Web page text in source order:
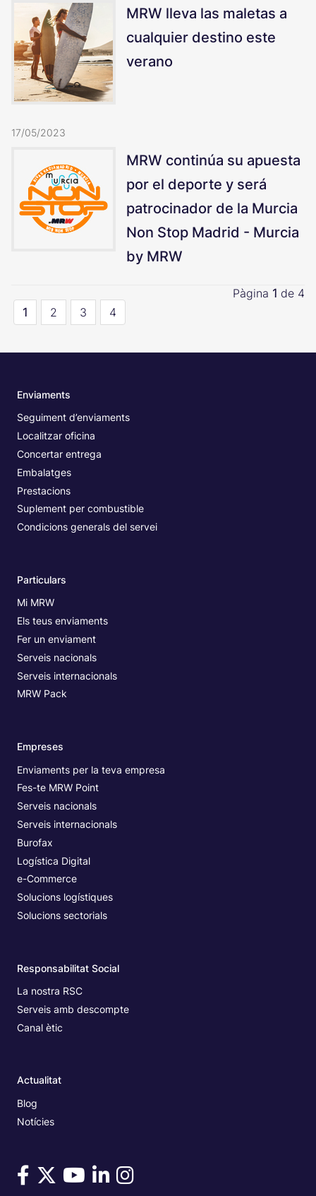
MRW lleva las maletas a
cualquier destino este
verano
17/05/2023
MRW continúa su apuesta
por el deporte y será
patrocinador de la Murcia
Non Stop Madrid - Murcia
by MRW
1 2 3 4
Pàgina 1 de 4
Enviaments
Seguiment d’enviaments
Localitzar oficina
Concertar entrega
Embalatges
Prestacions
Suplement per combustible
Condicions generals del servei
Particulars
Mi MRW
Els teus enviaments
Fer un enviament
Serveis nacionals
Serveis internacionals
MRW Pack
Empreses
Enviaments per la teva empresa
Fes-te MRW Point
Serveis nacionals
Serveis internacionals
Burofax
Logística Digital
e-Commerce
Solucions logístiques
Solucions sectorials
Responsabilitat Social
La nostra RSC
Serveis amb descompte
Canal ètic
Actualitat
Blog
Notícies